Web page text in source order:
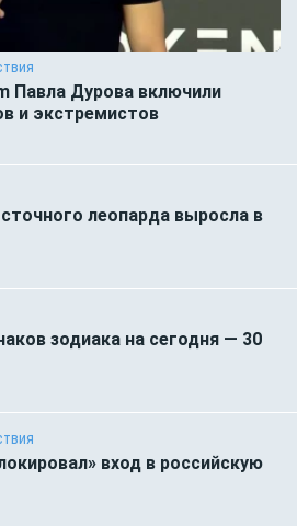
Павла Дурова включили
и экстремистов
леопарда выросла в
зодиака на сегодня — 30
вход в российскую